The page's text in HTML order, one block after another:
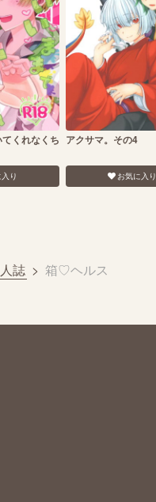
くれなくち
り
アクサマ。その4
お気に入り
誌 > 箱♡ヘルス